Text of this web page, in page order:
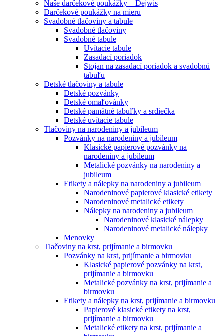
Naše darčekové poukážky – Dejwis
Darčekové poukážky na mieru
Svadobné tlačoviny a tabule
Svadobné tlačoviny
Svadobné tabule
Uvítacie tabule
Zasadací poriadok
Stojan na zasadací poriadok a svadobnú
tabuľu
Detské tlačoviny a tabule
Detské pozvánky
Detské omaľovánky
Detské pamätné tabuľky a srdiečka
Detské uvítacie tabule
Tlačoviny na narodeniny a jubileum
Pozvánky na narodeniny a jubileum
Klasické papierové pozvánky na
narodeniny a jubileum
Metalické pozvánky na narodeniny a
jubileum
Etikety a nálepky na narodeniny a jubileum
Narodeninové papierové klasické etikety
Narodeninové metalické etikety
Nálepky na narodeniny a jubileum
Narodeninové klasické nálepky
Narodeninové metalické nálepky
Menovky
Tlačoviny na krst, prijímanie a birmovku
Pozvánky na krst, prijímanie a birmovku
Klasické papierové pozvánky na krst,
prijímanie a birmovku
Metalické pozvánky na krst, prijímanie a
birmovku
Etikety a nálepky na krst, prijímanie a birmovku
Papierové klasické etikety na krst,
prijímanie a birmovku
Metalické etikety na krst, prijímanie a